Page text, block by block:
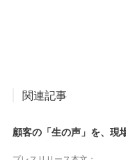
関連記事